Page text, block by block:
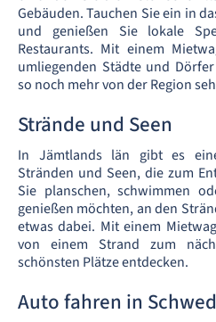
Gebäuden. Tauchen Sie ein in
und genießen Sie lokale
Restaurants. Mit einem
umliegenden Städte und
so noch mehr von der Region
Strände und Seen
In Jämtlands län gibt es
Stränden und Seen, die zum
Sie planschen, schwimmen
genießen möchten, an den
etwas dabei. Mit einem
von einem Strand zum
schönsten Plätze entdecken.
Auto fahren in